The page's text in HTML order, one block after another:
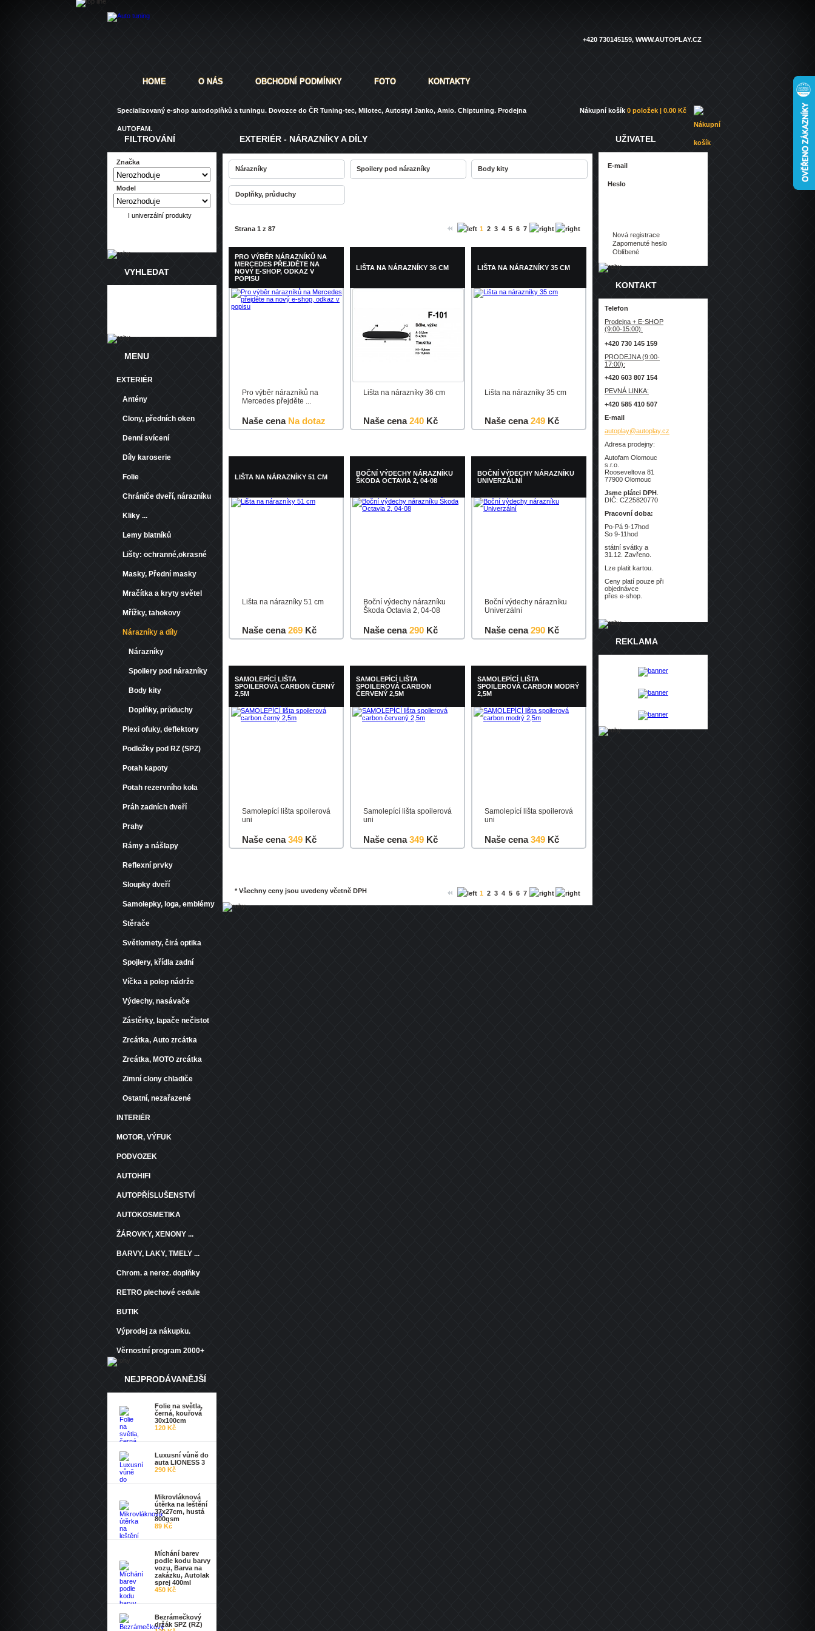
EXTERIÉR - NÁRAZNÍKY A DÍLY
Nárazníky Spoilery pod nárazníky Body kity
Doplňky, průduchy
Strana 1 z 87 1 2 3 4 5 6 7
PRO VÝBĚR NÁRAZNÍKŮ NA
MERCEDES PŘEJDĚTE NA
NOVÝ E-SHOP, ODKAZ V
POPISU
Pro výběr nárazníků na
Mercedes přejděte ...
Naše cenaNa dotaz
LIŠTA NA NÁRAZNÍKY 36 CM
Lišta na nárazníky 36 cm
Naše cena240 Kč
LIŠTA NA NÁRAZNÍKY 35 CM
Lišta na nárazníky 35 cm
Naše cena249 Kč
LIŠTA NA NÁRAZNÍKY 51 CM
Lišta na nárazníky 51 cm
Naše cena269 Kč
BOČNÍ VÝDECHY NÁRAZNÍKU
ŠKODA OCTAVIA 2, 04-08
Boční výdechy nárazníku
Škoda Octavia 2, 04-08
Naše cena290 Kč
BOČNÍ VÝDECHY NÁRAZNÍKU
UNIVERZÁLNÍ
Boční výdechy nárazníku
Univerzální
Naše cena290 Kč
SAMOLEPÍCÍ LIŠTA
SPOILEROVÁ CARBON ČERNÝ
2,5M
Samolepící lišta spoilerová
uni
Naše cena349 Kč
SAMOLEPÍCÍ LIŠTA
SPOILEROVÁ CARBON
ČERVENÝ 2,5M
Samolepící lišta spoilerová
uni
Naše cena349 Kč
SAMOLEPÍCÍ LIŠTA
SPOILEROVÁ CARBON MODRÝ
2,5M
Samolepící lišta spoilerová
uni
Naše cena349 Kč
* Všechny ceny jsou uvedeny včetně DPH 1 2 3 4 5 6 7
FILTROVÁNÍ
Značka
Model
I univerzální produkty
VYHLEDAT
MENU
EXTERIÉR
Antény
Clony, předních oken
Denní svícení
Díly karoserie
Folie
Chrániče dveří, nárazníku
Kliky ...
Lemy blatníků
Lišty: ochranné,okrasné
Masky, Přední masky
Mračítka a kryty světel
Mřížky, tahokovy
Nárazníky a díly
Nárazníky
Spoilery pod nárazníky
Body kity
Doplňky, průduchy
Plexi ofuky, deflektory
Podložky pod RZ (SPZ)
Potah kapoty
Potah rezervního kola
Práh zadních dveří
Prahy
Rámy a nášlapy
Reflexní prvky
Sloupky dveří
Samolepky, loga, emblémy
Stěrače
Světlomety, čirá optika
Spojlery, křídla zadní
Víčka a polep nádrže
Výdechy, nasávače
Zástěrky, lapače nečistot
Zrcátka, Auto zrcátka
Zrcátka, MOTO zrcátka
Zimní clony chladiče
Ostatní, nezařazené
INTERIÉR
MOTOR, VÝFUK
PODVOZEK
AUTOHIFI
AUTOPŘÍSLUŠENSTVÍ
AUTOKOSMETIKA
ŽÁROVKY, XENONY ...
BARVY, LAKY, TMELY ...
Chrom. a nerez. doplňky
RETRO plechové cedule
BUTIK
Výprodej za nákupku.
Věrnostní program 2000+
NEJPRODÁVANĚJŠÍ
Folie na světla,
černá, kouřová
30x100cm
120 Kč
Luxusní vůně do
auta LIONESS 3
290 Kč
Mikrovláknová
útěrka na leštění
37x27cm, hustá
800gsm
89 Kč
Míchání barev
podle kodu barvy
vozu, Barva na
zakázku, Autolak
sprej 400ml
450 Kč
Bezrámečkový
držák SPZ (RZ)
UŽIVATEL
Nová registrace
Zapomenuté heslo
Oblíbené
KONTAKT
Telefon
Prodejna + E-SHOP
(9:00-15:00):
+420 730 145 159
PRODEJNA (9:00-
17:00):
+420 603 807 154
PEVNÁ LINKA:
+420 585 410 507
E-mail
autoplay@autoplay.cz
Adresa prodejny:
Autofam Olomouc
s.r.o.
Rooseveltova 81
77900 Olomouc
Jsme plátci DPH
DIČ: CZ25820770
Pracovní doba:
Po-Pá 9-17hod
So 9-11hod
státní svátky a
31.12. Zavřeno.
Lze platit kartou.
Ceny platí pouze při
objednávce
přes e-shop.
REKLAMA
HOME O NÁS OBCHODNÍ PODMÍNKY FOTO KONTAKTY
Specializovaný e-shop autodoplňků a tuningu. Dovozce do ČR Tuning-tec, Milotec, Autostyl Janko, Amio. Chiptuning. Prodejna
AUTOFAM.
Nákupní košík 0 položek | 0.00 Kč
+420 730145159, WWW.AUTOPLAY.CZ